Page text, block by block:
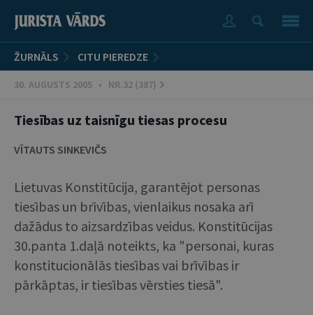
ŽURNĀLS CITU PIEREDZE
30. AUGUSTS 2005 • NR.32 (387)
Tiesības uz taisnīgu tiesas procesu
VĪTAUTS SINKEVIČS
Lietuvas Konstitūcija, garantējot personas
tiesības un brīvības, vienlaikus nosaka arī
dažādus to aizsardzības veidus. Konstitūcijas
30.panta 1.daļā noteikts, ka "personai, kuras
konstitucionālās tiesības vai brīvības ir
pārkāptas, ir tiesības vērsties tiesā".